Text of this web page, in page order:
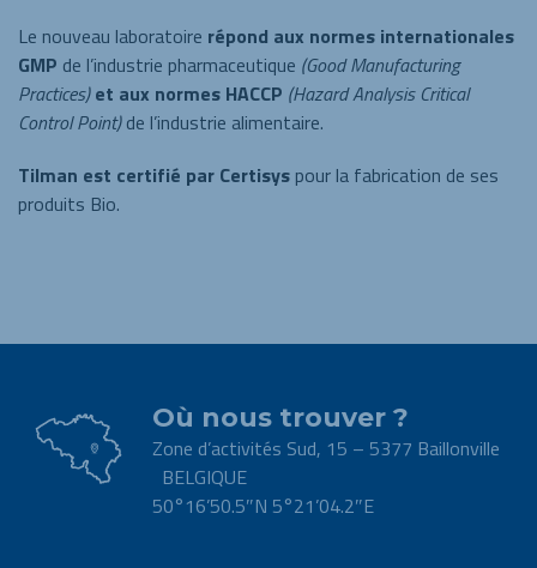
Le nouveau laboratoire répond aux normes internationales
GMP de l’industrie pharmaceutique (Good Manufacturing
Practices) et aux normes HACCP (Hazard Analysis Critical
Control Point)de l’industrie alimentaire.
Tilman est certifié par Certisys pour la fabrication de ses
produits Bio.
Où nous trouver ?
Zone d’activités Sud, 15 – 5377 Baillonville
BELGIQUE
50°16’50.5″N 5°21’04.2″E